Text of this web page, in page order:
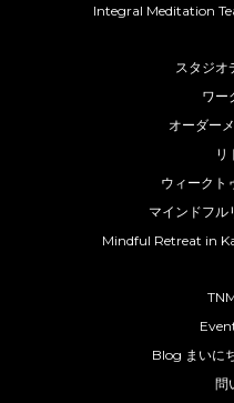
Integral Meditation
スタジオ
ワー
オーダー
リ
ウィークト
マインドフル
Mindful Retreat in
Blog まいに
問